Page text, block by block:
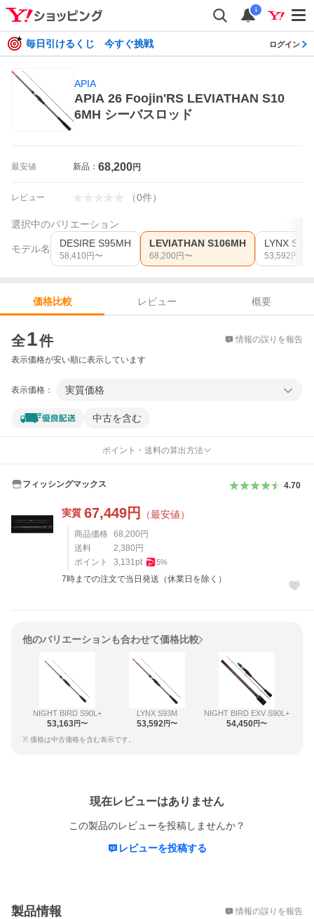
i
毎日引けるくじ 今すぐ挑戦 ログイン
APIA
APIA 26 Foojin'RS LEVIATHAN S10
6MH シーバスロッド
最安値 新品： 68,200円
レビュー （0件）
選択中のバリエーション
モデル名 DESIRE S95MH
58,410 円〜
LEVIATHAN S106MH
68,200 円〜
LYNX
53,592 円〜
価格比較 レビュー
概要
全1件 情報の誤りを報告
表示価格が安い順に表示しています
表示価格： 実質価格
中古を含む
ポイント・送料の算出方法
フィッシングマックス 4.70
実質 67,449円 （最安値）
商品価格 68,200 円
送料
2,380 円
ポイント
3,131pt 5%
7時までの注文で当日発送（休業日を除く）
他のバリエーションも合わせて価格比較
NIGHT BIRD S90L+
53,163円〜
LYNX S93M
53,592円〜
NIGHT BIRD EXV S90L+
54,450円〜
※ 価格は中古価格を含む表示です。
現在レビューはありません
この製品のレビューを投稿しませんか？
レビューを投稿する
製品情報 情報の誤りを報告